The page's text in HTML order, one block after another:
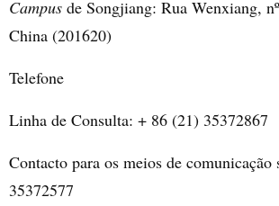
Campus de Songjiang: Rua Wenxiang,
China (201620)
Telefone
Linha de Consulta: + 86 (21) 35372867
Contacto para os meios de
35372577